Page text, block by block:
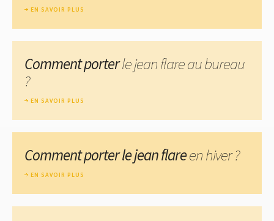
EN SAVOIR PLUS
Comment porterle jean flare au bureau
?
EN SAVOIR PLUS
Comment porter le jean flareen hiver ?
EN SAVOIR PLUS